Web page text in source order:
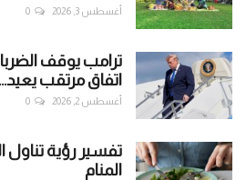
أغسطس 3, 2026 0
ترامب يوقف
اتفاق مرتقب يعيد...
أغسطس 2, 2026 0
تفسير رؤية
المنام